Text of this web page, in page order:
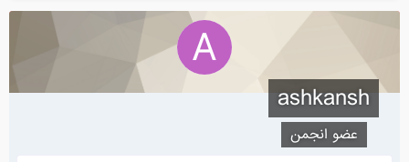
ashkansh
عضو انجمن